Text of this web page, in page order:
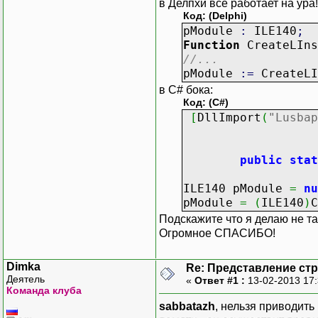
//
//
end ;
pILE140= ^
[StructLayout
public
//
public
public
public
public
public
//
public
public
public
public
public
public
в Делпхи все работает на ура!
Код: (Delphi)
pModule : ILE140 ;
Function
//...
pModule
: =
в С# бока:
Код: (C#)
[ DllImport (
public
ILE140 pModule =
pModule = ( ILE140 )
Подскажите что я делаю не
Огромное СПАСИБО!
Dimka
Деятель
Команда клуба
Re: Представление
« Ответ #1 : 13-02-2013
sabbatazh, нельзя